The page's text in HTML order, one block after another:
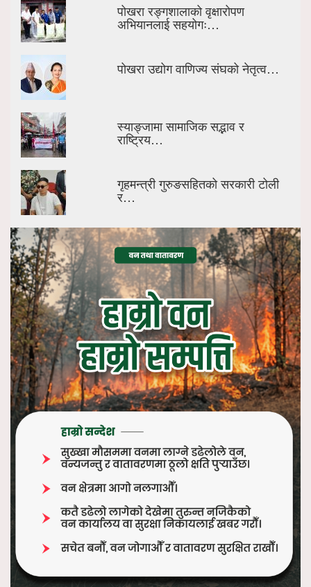
पोखरा रङ्गशालाको वृक्षारोपण
अभियानलाई सहयोगः…
पोखरा उद्योग वाणिज्य संघको नेतृत्व…
स्याङ्जामा सामाजिक सद्भाव र
राष्ट्रिय…
गृहमन्त्री गुरुङसहितको सरकारी टोली
र…